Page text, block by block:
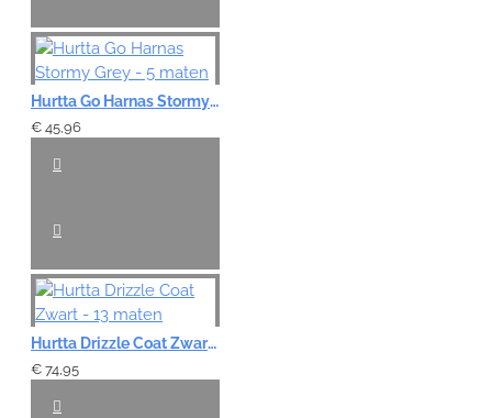
Hurtta Go Harnas Stormy Grey - 5 maten
€ 45,96
Hurtta Drizzle Coat Zwart - 13 maten
€ 74,95